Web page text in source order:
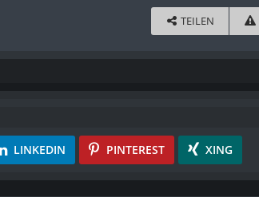
TEILEN
LINKEDIN PINTEREST XING